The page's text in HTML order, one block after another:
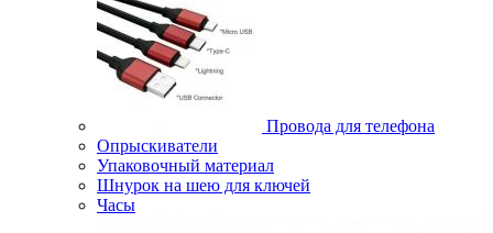
Провода для телефона
Опрыскиватели
Упаковочный материал
Шнурок на шею для ключей
Часы